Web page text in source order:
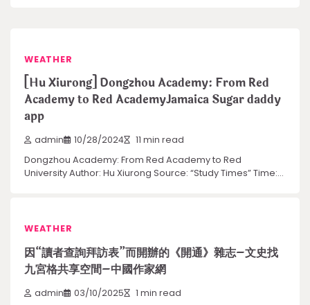
WEATHER
[Hu Xiurong] Dongzhou Academy: From Red
Academy to Red AcademyJamaica Sugar daddy
app
admin 10/28/2024 11 min read
Dongzhou Academy: From Red Academy to Red
University Author: Hu Xiurong Source: “Study Times” Time:…
WEATHER
因“讀者查詢拜訪表”而開辦的《開通》雜志–文史找
九宮格共享空間–中國作家網
admin 03/10/2025 1 min read